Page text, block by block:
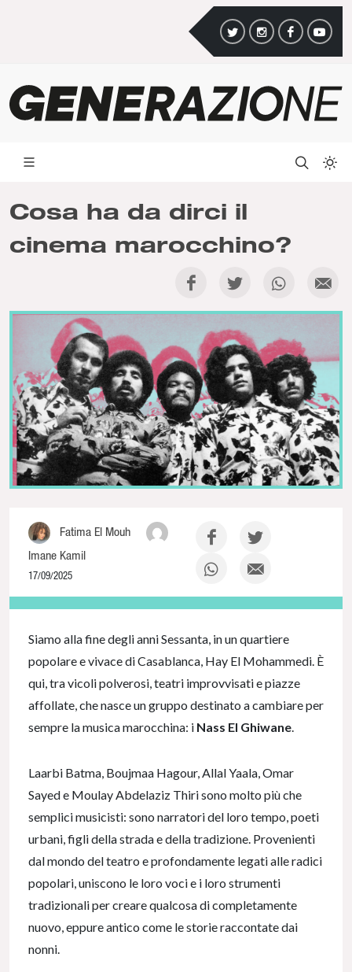
Cosa ha da dirci il
cinema marocchino?
Fatima El Mouh
Imane Kamil
17/09/2025
NaN% Complete
Siamo alla fine degli anni Sessanta, in un quartiere
popolare e vivace di Casablanca, Hay El Mohammedi. È
qui, tra vicoli polverosi, teatri improvvisati e piazze
affollate, che nasce un gruppo destinato a cambiare per
sempre la musica marocchina: i Nass El Ghiwane.
Laarbi Batma, Boujmaa Hagour, Allal Yaala, Omar
Sayed e Moulay Abdelaziz Thiri sono molto più che
semplici musicisti: sono narratori del loro tempo, poeti
urbani, figli della strada e della tradizione. Provenienti
dal mondo del teatro e profondamente legati alle radici
popolari, uniscono le loro voci e i loro strumenti
tradizionali per creare qualcosa di completamente
nuovo, eppure antico come le storie raccontate dai
nonni.